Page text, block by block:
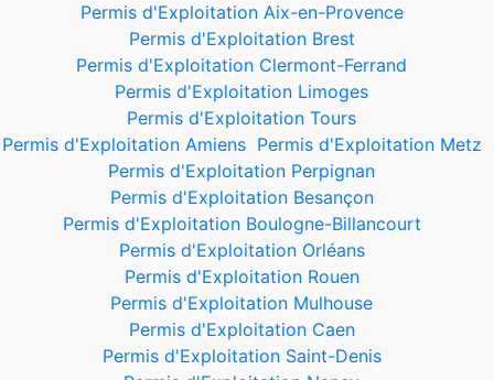
Permis d'Exploitation Aix-en-Provence
Permis d'Exploitation Brest
Permis d'Exploitation Clermont-Ferrand
Permis d'Exploitation Limoges
Permis d'Exploitation Tours
Permis d'Exploitation Amiens Permis d'Exploitation Metz
Permis d'Exploitation Perpignan
Permis d'Exploitation Besançon
Permis d'Exploitation Boulogne-Billancourt
Permis d'Exploitation Orléans
Permis d'Exploitation Rouen
Permis d'Exploitation Mulhouse
Permis d'Exploitation Caen
Permis d'Exploitation Saint-Denis